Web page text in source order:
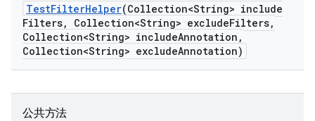
TestFilterHelper(Collection<String> include
Filters, Collection<String> excludeFilters,
Collection<String> includeAnnotation ,
Collection<String> excludeAnnotation)
公共方法